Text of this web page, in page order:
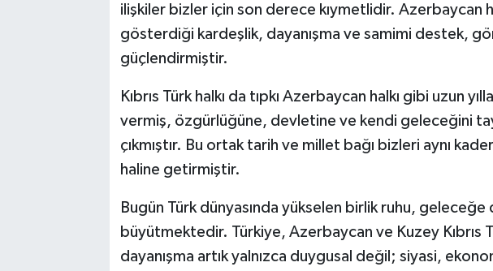
ilişkiler bizler için son derece kıymetlidir. Azerbaycan
gösterdiği kardeşlik, dayanışma ve samimi destek,
güçlendirmiştir.
Kıbrıs Türk halkı da tıpkı Azerbaycan halkı gibi uzun
vermiş, özgürlüğüne, devletine ve kendi geleceğini
çıkmıştır. Bu ortak tarih ve millet bağı bizleri aynı
haline getirmiştir.
Bugün Türk dünyasında yükselen birlik ruhu, geleceğe
büyütmektedir. Türkiye, Azerbaycan ve Kuzey Kıbrıs
dayanışma artık yalnızca duygusal değil; siyasi,